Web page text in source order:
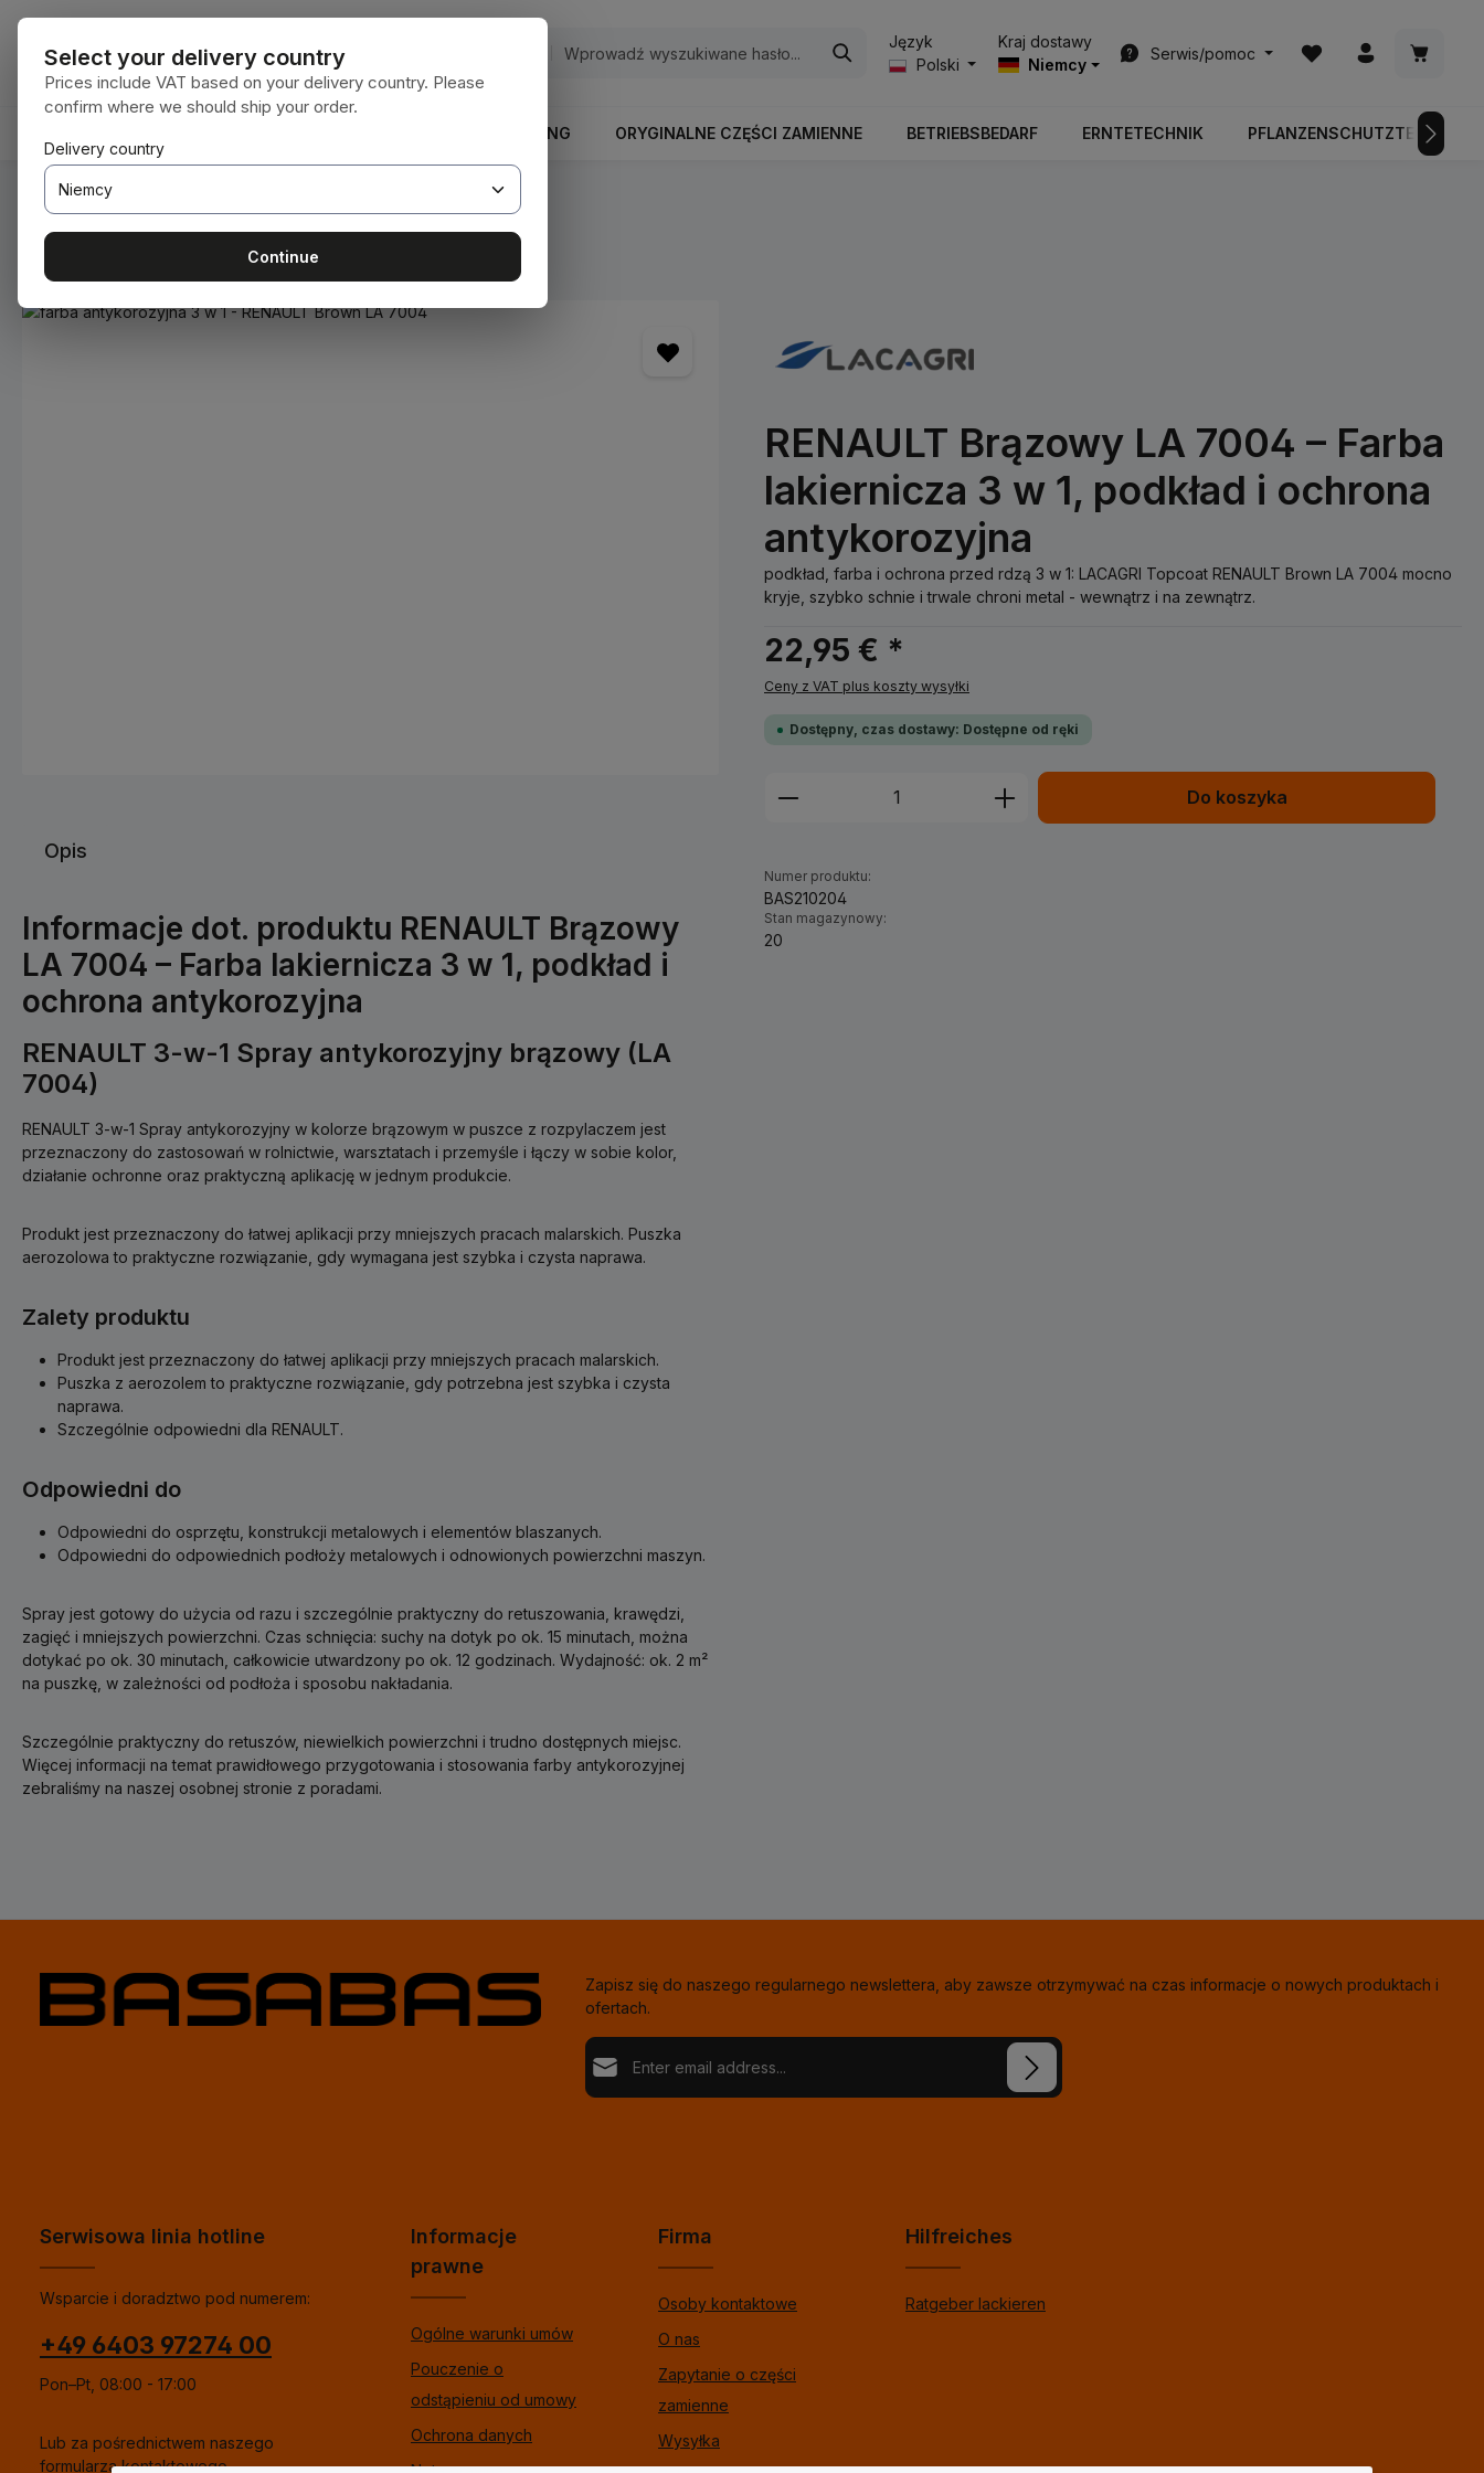
do głównej zawartości
Przejdź do wyszukiwania
Przejdź do głównej nawigacji
Język
Polski
Kraj dostawy
Niemcy
Serwis/pomoc
Masz 0 przedmioty na
BODENBEARBEITUNG ORYGINALNE CZĘŚCI ZAMIENNE BETRIEBSBEDARF ERNTETECHNIK PFLANZENSCHUTZTECHNIK
Jesteś tutaj: Home Materiały eksploatacyjne Farby i lakiery
Pomiń galerię zdjęć
RENAULT Brązowy LA 7004 – Farba
lakiernicza 3 w 1, podkład i ochrona
antykorozyjna
podkład, farba i ochrona przed rdzą 3 w 1: LACAGRI Topcoat RENAULT Brown LA 7004 mocno
kryje, szybko schnie i trwale chroni metal - wewnątrz i na zewnątrz.
22,95 € *
Ceny z VAT plus koszty wysyłki
Dostępny, czas dostawy: Dostępne od ręki
Ilość produktu: Wprowadź żądaną ilość lub użyj
Do koszyka
Numer produktu:
BAS210204
Stan magazynowy:
20
Opis
Informacje dot. produktu RENAULT Brązowy
LA 7004 – Farba lakiernicza 3 w 1, podkład i
ochrona antykorozyjna
RENAULT 3-w-1 Spray antykorozyjny brązowy (LA
7004)
RENAULT 3-w-1 Spray antykorozyjny w kolorze brązowym w puszce z rozpylaczem jest
przeznaczony do zastosowań w rolnictwie, warsztatach i przemyśle i łączy w sobie kolor,
działanie ochronne oraz praktyczną aplikację w jednym produkcie.
Produkt jest przeznaczony do łatwej aplikacji przy mniejszych pracach malarskich. Puszka
aerozolowa to praktyczne rozwiązanie, gdy wymagana jest szybka i czysta naprawa.
Zalety produktu
Produkt jest przeznaczony do łatwej aplikacji przy mniejszych pracach malarskich.
Puszka z aerozolem to praktyczne rozwiązanie, gdy potrzebna jest szybka i czysta
naprawa.
Szczególnie odpowiedni dla RENAULT.
Odpowiedni do
Odpowiedni do osprzętu, konstrukcji metalowych i elementów blaszanych.
Odpowiedni do odpowiednich podłoży metalowych i odnowionych powierzchni maszyn.
Spray jest gotowy do użycia od razu i szczególnie praktyczny do retuszowania, krawędzi,
zagięć i mniejszych powierzchni. Czas schnięcia: suchy na dotyk po ok. 15 minutach, można
dotykać po ok. 30 minutach, całkowicie utwardzony po ok. 12 godzinach. Wydajność: ok. 2 m²
na puszkę, w zależności od podłoża i sposobu nakładania.
Szczególnie praktyczny do retuszów, niewielkich powierzchni i trudno dostępnych miejsc.
Więcej informacji na temat prawidłowego przygotowania i stosowania farby antykorozyjnej
zebraliśmy na naszej osobnej stronie z poradami.
Zapisz się do naszego regularnego newslettera, aby zawsze otrzymywać na czas informacje o nowych produktach i
ofertach.
Adres e-mail*
Serwisowa linia hotline
Wsparcie i doradztwo pod numerem:
+49 6403 97274 00
Pon–Pt, 08:00 - 17:00
Lub za pośrednictwem naszego
formularza kontaktowego.
Informacje
prawne
Ogólne warunki umów
Pouczenie o
odstąpieniu od umowy
Ochrona danych
Firma
Osoby kontaktowe
O nas
Zapytanie o części
zamienne
Wysyłka
Hilfreiches
Ratgeber lackieren
Select your delivery country
Prices include VAT based on your delivery country. Please
confirm where we should ship your order.
Delivery country
Continue